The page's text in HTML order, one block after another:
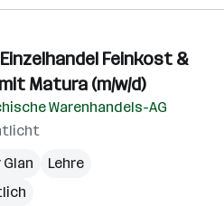
Feinkost &
Matura (m/w/d)
Warenhandels-AG
Lehre